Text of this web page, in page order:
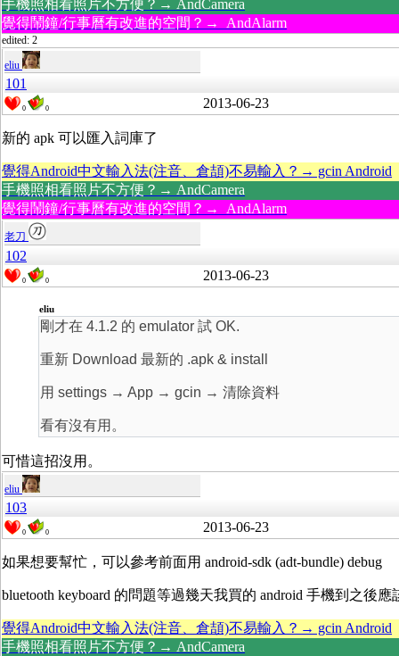
手機照相看照片不方便？→ AndCamera
覺得鬧鐘/行事曆有改進的空間？→ AndAlarm
edited: 2
eliu
101
0 0 2013-06-23
新的 apk 可以匯入詞庫了
覺得Android中文輸入法(注音、倉頡)不易輸入？→ gcin Android
手機照相看照片不方便？→ AndCamera
覺得鬧鐘/行事曆有改進的空間？→ AndAlarm
老刀
102
0 0 2013-06-23
eliu
剛才在 4.1.2 的 emulator 試 OK.
重新 Download 最新的 .apk & install
用 settings → App → gcin → 清除資料
看有沒有用。
可惜這招沒用。
eliu
103
0 0 2013-06-23
如果想要幫忙，可以參考前面用 android-sdk (adt-bundle) debug
bluetooth keyboard 的問題等過幾天我買的 android 手機到之後
覺得Android中文輸入法(注音、倉頡)不易輸入？→ gcin Android
手機照相看照片不方便？→ AndCamera